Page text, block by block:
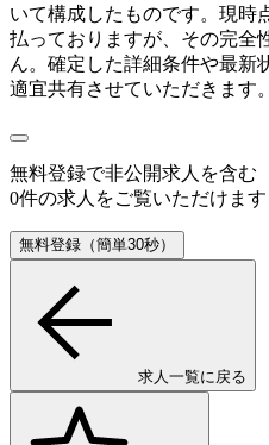
いて構成したものです。現時
払っておりますが、その完全
ん。確定した詳細条件や最新
適宜共有させていただきます。
無料登録で非公開求人 を含む
0件の求人をご覧いただけます
無料登録（簡単30秒）
求人一覧に戻る